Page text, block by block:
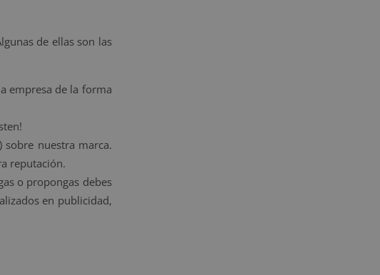
de ellas son las
empresa de la forma
sobre nuestra marca.
reputación.
o propongas debes
en publicidad,